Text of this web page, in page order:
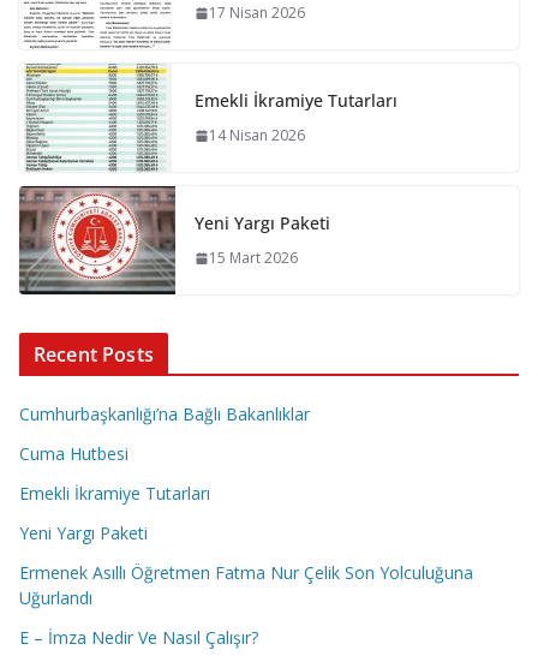
17 Nisan 2026
Emekli İkramiye Tutarları
14 Nisan 2026
Yeni Yargı Paketi
15 Mart 2026
Recent Posts
Cumhurbaşkanlığı’na Bağlı Bakanlıklar
Cuma Hutbesi
Emekli İkramiye Tutarları
Yeni Yargı Paketi
Ermenek Asıllı Öğretmen Fatma Nur Çelik Son Yolculuğuna
Uğurlandı
E – İmza Nedir Ve Nasıl Çalışır?